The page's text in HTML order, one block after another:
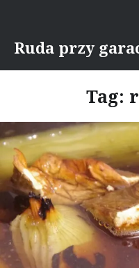
content
Ruda przy
Tag: